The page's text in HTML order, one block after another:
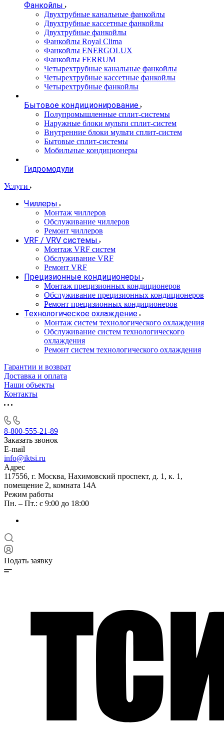
Фанкойлы
Двухтрубные канальные фанкойлы
Двухтрубные кассетные фанкойлы
Двухтрубные фанкойлы
Фанкойлы Royal Clima
Фанкойлы ENERGOLUX
Фанкойлы FERRUM
Четырехтрубные канальные фанкойлы
Четырехтрубные кассетные фанкойлы
Четырехтрубные фанкойлы
Бытовое кондиционирование
Полупромышленные сплит-системы
Наружные блоки мульти сплит-систем
Внутренние блоки мульти сплит-систем
Бытовые сплит-системы
Мобильные кондиционеры
Гидромодули
Услуги
Чиллеры
Монтаж чиллеров
Обслуживание чиллеров
Ремонт чиллеров
VRF / VRV системы
Монтаж VRF систем
Обслуживание VRF
Ремонт VRF
Прецизионные кондиционеры
Монтаж прецизионных кондиционеров
Обслуживание прецизионных кондиционеров
Ремонт прецизионных кондиционеров
Технологическое охлаждение
Монтаж систем технологического охлаждения
Обслуживание систем технологического
охлаждения
Ремонт систем технологического охлаждения
Гарантии и возврат
Доставка и оплата
Наши объекты
Контакты
8-800-555-21-89
Заказать звонок
E-mail
info@iktsi.ru
Адрес
117556, г. Москва, Нахимовский проспект, д. 1, к. 1,
помещение 2, комната 14А
Режим работы
Пн. – Пт.: с 9:00 до 18:00
Подать заявку